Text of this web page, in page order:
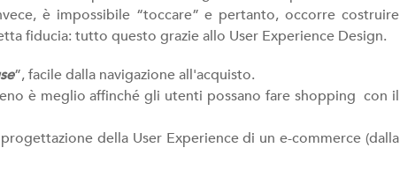
è impossibile “toccare” e pertanto, occorre costruire
fiducia: tutto questo grazie allo User Experience Design.
”, facile dalla navigazione all'acquisto.
è meglio affinché gli utenti possano fare shopping con il
della User Experience di un e-commerce (dalla